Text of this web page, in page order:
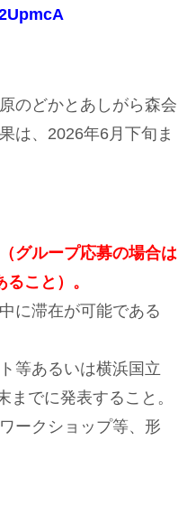
のどかとあしがら森会
は、 2026年6月下旬ま
グループ応募の場合は
こと）。
に滞在が可能である
等あるいは横浜国立
までに発表すること。
ークショップ等、形